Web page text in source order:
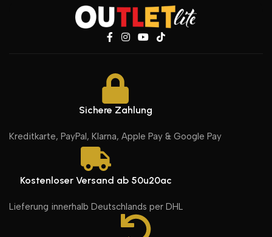
Sichere Zahlung
Kreditkarte, PayPal, Klarna, Apple Pay & Google Pay
Kostenloser Versand ab 50u20ac
Lieferung innerhalb Deutschlands per DHL